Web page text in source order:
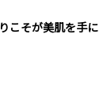
こそが美肌を手に